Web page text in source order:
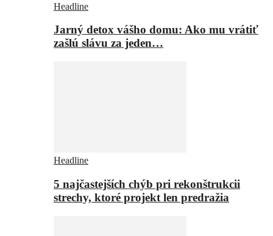
Headline
Jarný detox vášho domu: Ako mu vrátiť
zašlú slávu za jeden…
Headline
5 najčastejších chýb pri rekonštrukcii
strechy, ktoré projekt len predražia